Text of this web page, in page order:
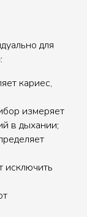
для
кариес,
измеряет
в дыхании;
исключить